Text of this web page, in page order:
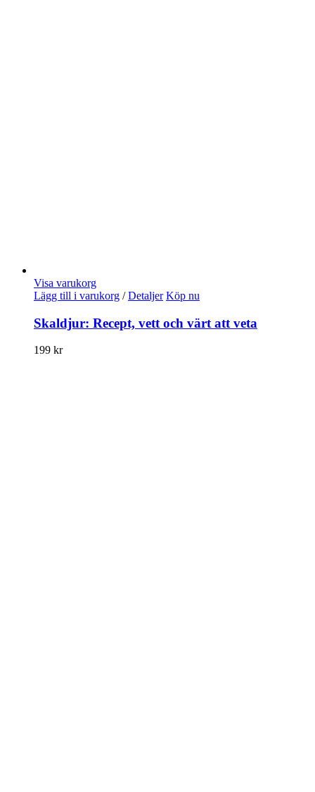
Visa varukorg
Lägg till i varukorg / Detaljer Köp nu
Skaldjur: Recept, vett och värt att veta
199 kr